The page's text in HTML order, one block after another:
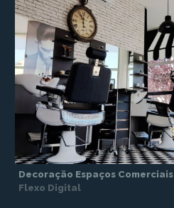
Decoração Espaços Comerciais
Flexo Digital